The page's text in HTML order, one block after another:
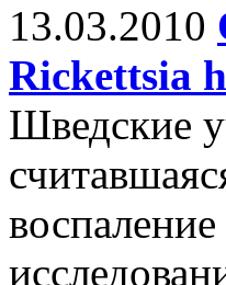
13.03.2010
Rickettsia
Шведские